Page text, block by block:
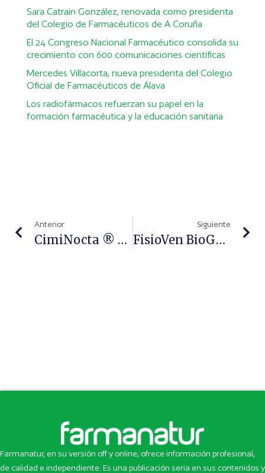
Sara Catrain González, renovada como presidenta
del Colegio de Farmacéuticos de A Coruña
El 24 Congreso Nacional Farmacéutico consolida su
crecimiento con 600 comunicaciones científicas
Mercedes Villacorta, nueva presidenta del Colegio
Oficial de Farmacéuticos de Álava
Los radiofármacos refuerzan su papel en la
formación farmacéutica y la educación sanitaria
Anterior
CimiNocta ® Forte: El Nuevo Complemento Alimenticio De Kern Pharma Para Tratar La Menopausia
Siguiente
FisioVen BioGel De Aboca: Especialista En El Bienestar De Las Piernas
Farmanatur, en su versión off y online, ofrece información profesional,
de calidad e independiente. Es una publicación seria en sus contenidos y